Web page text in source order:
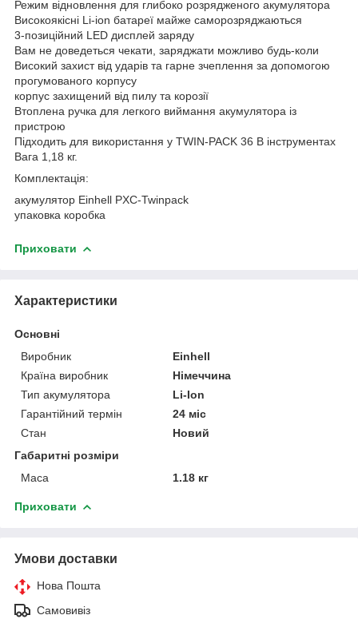
Режим відновлення для глибоко розрядженого акумулятора
Високоякісні Li-ion батареї майже саморозряджаються
3-позиційний LED дисплей заряду
Вам не доведеться чекати, заряджати можливо будь-коли
Високий захист від ударів та гарне зчеплення за допомогою
прогумованого корпусу
корпус захищений від пилу та корозії
Втоплена ручка для легкого виймання акумулятора із
пристрою
Підходить для використання у TWIN-PACK 36 В інструментах
Вага 1,18 кг.
Комплектація:
акумулятор Einhell PXC-Twinpack
упаковка коробка
Приховати
Характеристики
Основні
Виробник
Einhell
Країна виробник
Німеччина
Тип акумулятора
Li-Ion
Гарантійний термін
24 міс
Стан
Новий
Габаритні розміри
Маса
1.18 кг
Приховати
Умови доставки
Нова Пошта
Самовивіз